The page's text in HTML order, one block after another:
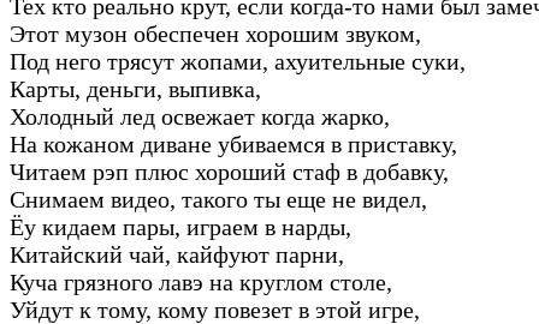
Тех кто реально крут, если когда-то нами был
Этот музон обеспечен хорошим звуком,
Под него трясут жопами, ахуительные суки,
Карты, деньги, выпивка,
Холодный лед освежает когда жарко,
На кожаном диване убиваемся в приставку,
Читаем рэп плюс хороший стаф в добавку,
Снимаем видео, такого ты еще не видел,
Ёу кидаем пары, играем в нарды,
Китайский чай, кайфуют парни,
Куча грязного лавэ на круглом столе,
Уйдут к тому, кому повезет в этой игре,